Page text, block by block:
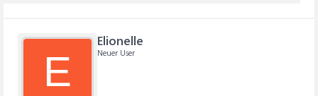
E
Elionelle
Neuer User